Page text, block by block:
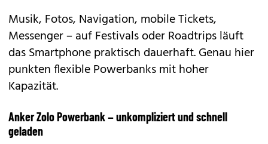
Musik, Fotos, Navigation, mobile Tickets,
Messenger – auf Festivals oder Roadtrips läuft
das Smartphone praktisch dauerhaft. Genau hier
punkten flexible Powerbanks mit hoher
Kapazität.
Anker Zolo Powerbank – unkompliziert und schnell
geladen